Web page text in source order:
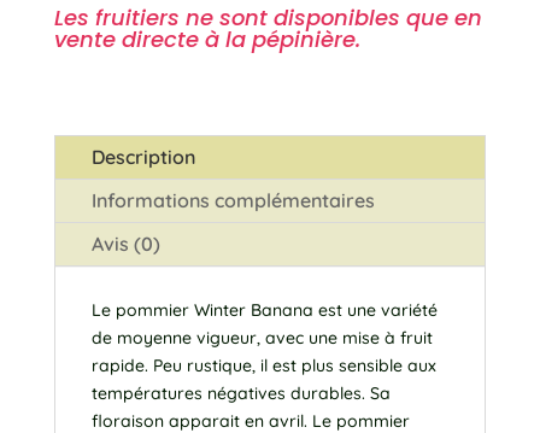
Les fruitiers ne sont disponibles que en
vente directe à la pépinière.
Description
Informations complémentaires
Avis (0)
Le pommier Winter Banana est une variété
de moyenne vigueur, avec une mise à fruit
rapide. Peu rustique, il est plus sensible aux
températures négatives durables. Sa
floraison apparait en avril. Le pommier